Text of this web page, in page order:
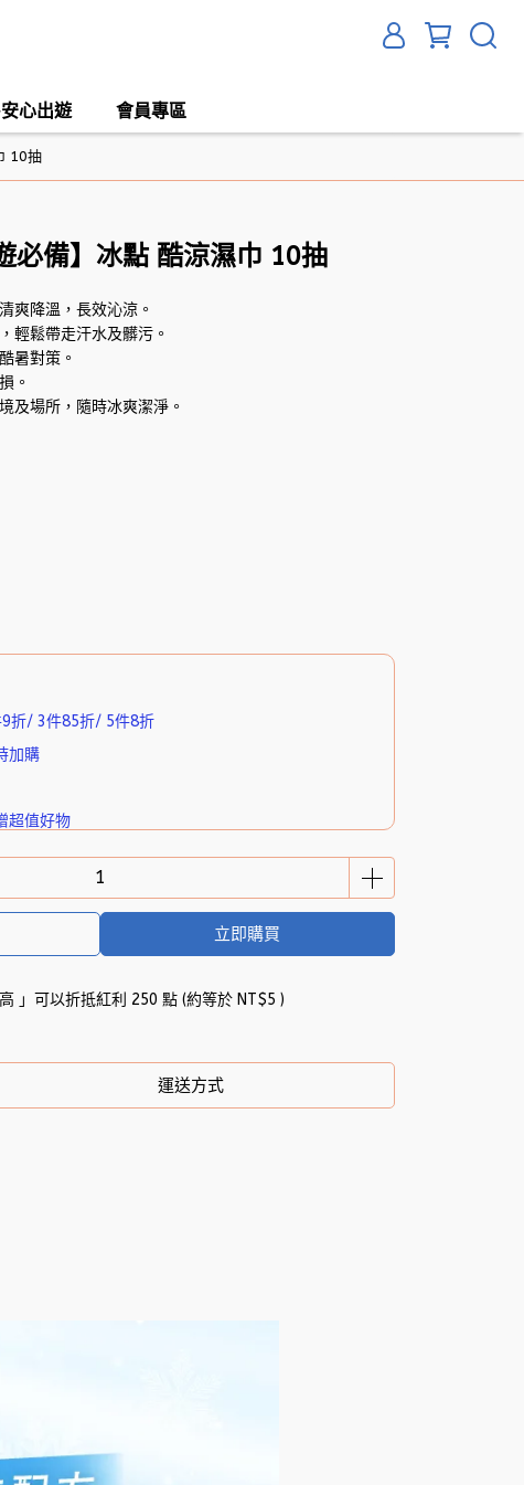
心出遊 會員專區
10抽
必備】冰點 酷涼濕巾 10抽
爽降溫，長效沁涼。
輕鬆帶走汗水及髒污。
暑對策。
。
及場所，隨時冰爽潔淨。
折/ 3件85折/ 5件8折
加購
超值好物
迷你濕式衛生紙（8抽3入）
立即購買
」可以折抵紅利 250 點 (約等於 NT$5 )
運送方式